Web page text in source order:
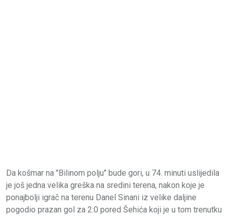
Da košmar na "Bilinom polju" bude gori, u 74. minuti uslijedila
je još jedna velika greška na sredini terena, nakon koje je
ponajbolji igrač na terenu Danel Sinani iz velike daljine
pogodio prazan gol za 2:0 pored Šehića koji je u tom trenutku